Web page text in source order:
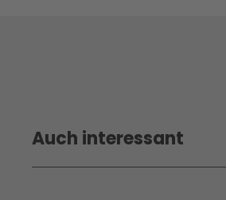
Auch interessant